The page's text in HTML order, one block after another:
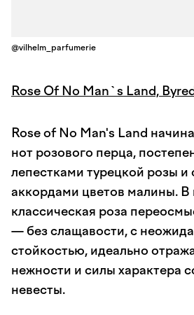
@vilhelm_parfumerie
Rose Of No Man`s Land,
Rose of No Man's Land
нот розового перца,
лепестками турецкой розы
аккордами цветов малины. В
классическая роза
— без слащавости, с
стойкостью, идеально
нежности и силы характера
невесты.